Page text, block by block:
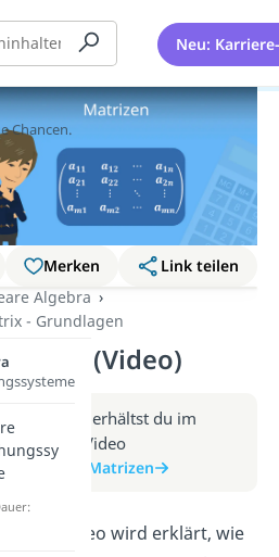
Neu:
Merken
Link teilen
Algebra
- Grundlagen
(Video)
Infos erhältst du im
zum Video
Beitrag: Matrizen
Video wird erklärt, wie
Chancen.